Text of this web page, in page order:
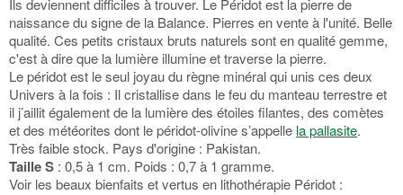
Ils deviennent difficiles à trouver. Le Péridot est la pierre de
naissance du signe de la Balance. Pierres en vente à l'unité. Belle
qualité. Ces petits cristaux bruts naturels sont en qualité gemme,
c'est à dire que la lumière illumine et traverse la pierre.
Le péridot est le seul joyau du règne minéral qui unis ces deux
Univers à la fois : Il cristallise dans le feu du manteau terrestre et
il j’aillit également de la lumière des étoiles filantes, des comètes
et des météorites dont le péridot-olivine s’appelle la pallasite.
Très faible stock. Pays d'origine : Pakistan.
Taille S : 0,5 à 1 cm. Poids : 0,7 à 1 gramme.
Voir les beaux bienfaits et vertus en lithothérapie Péridot :